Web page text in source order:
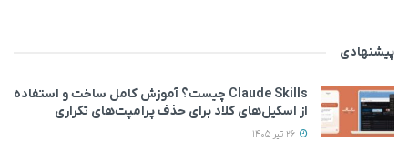
پیشنهادی
Claude Skills چیست؟ آموزش کامل ساخت و استفاده
از اسکیل‌های کلاد برای حذف پرامپت‌های تکراری